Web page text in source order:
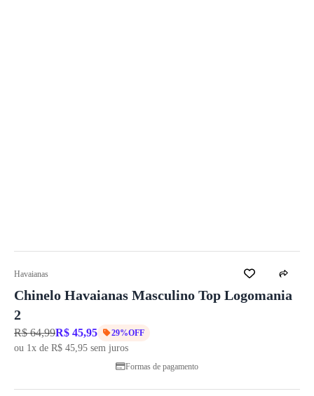
Havaianas
Chinelo Havaianas Masculino Top Logomania
2
R$ 64,99R$ 45,95 29%OFF
ou 1x de R$ 45,95 sem juros
Formas de pagamento